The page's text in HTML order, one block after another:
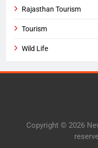
Rajasthan Tourism
Tourism
Wild Life
Copyright © 2026